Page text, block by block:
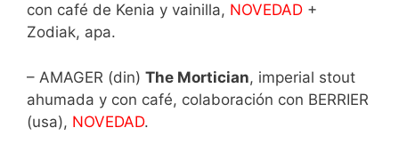
con café de Kenia y vainilla, NOVEDAD +
Zodiak, apa.
– AMAGER (din) The Mortician, imperial stout
ahumada y con café, colaboración con BERRIER
(usa), NOVEDAD.